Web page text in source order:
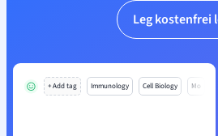
Leg kostenfrei
+ Add tag Immunology Cell Biology Mo